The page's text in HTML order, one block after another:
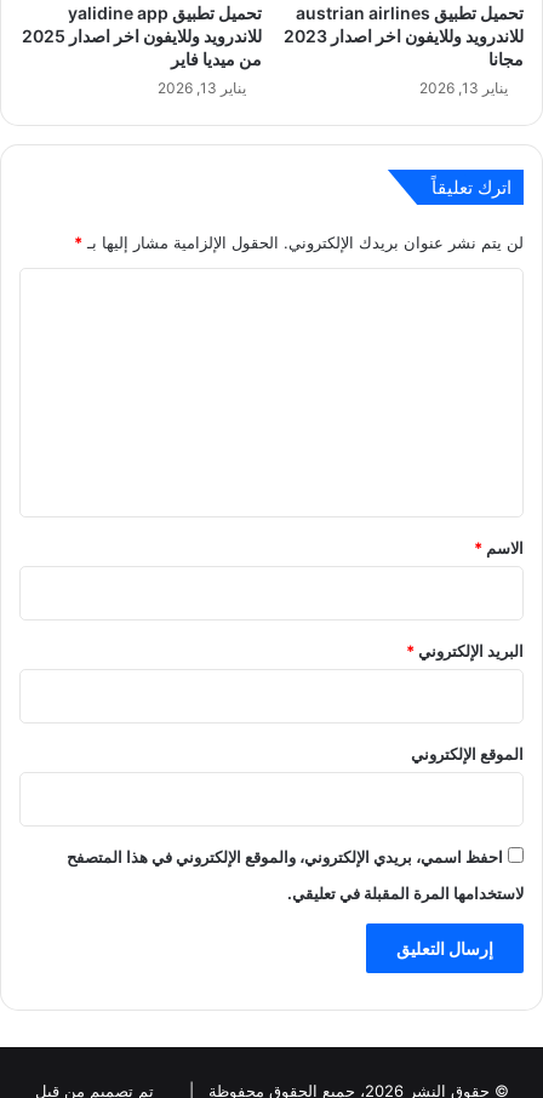
تحميل تطبيق austrian airlines
للاندرويد وللايفون اخر اصدار 2023
مجانا
يناير 13, 2026
تحميل تطبيق yalidine app
للاندرويد وللايفون اخر اصدار 2025
من ميديا فاير
يناير 13, 2026
اترك تعليقاً
لن يتم نشر عنوان بريدك الإلكتروني. الحقول الإلزامية مشار إليها بـ *
*
الاسم *
البريد الإلكتروني*
الموقع الإلكتروني
احفظ اسمي، بريدي الإلكتروني، والموقع الإلكتروني في هذا المتصفح
لاستخدامها المرة المقبلة في تعليقي.
© حقوق النشر 2026، جميع الحقوق محفوظة | تم تصميم من قبل